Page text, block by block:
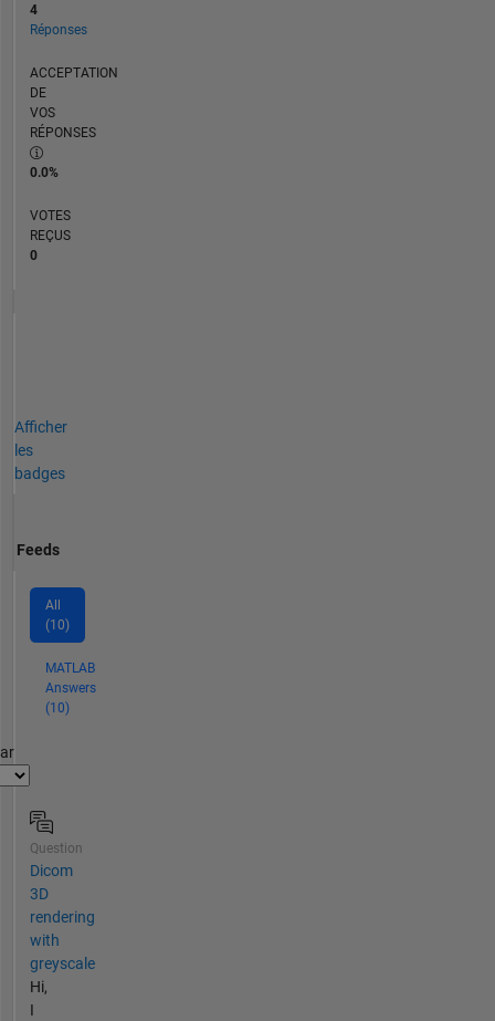
4
Réponses
ACCEPTATION
DE
VOS
RÉPONSES
0.0%
VOTES
REÇUS
0
Afficher
les
badges
Feeds
All
(10)
MATLAB
Answers
(10)
Question
Dicom
3D
rendering
with
greyscale
Hi,
I